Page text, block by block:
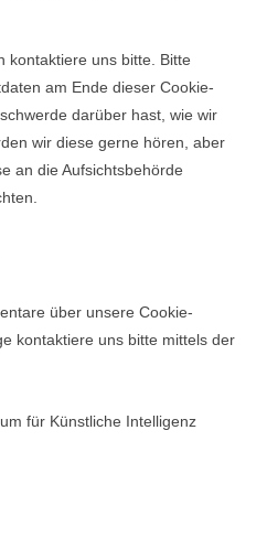
kontaktiere uns bitte. Bitte
am Ende dieser Cookie-
darüber hast, wie wir
wir diese gerne hören, aber
an die Aufsichtsbehörde
über unsere Cookie-
kontaktiere uns bitte mittels der
für Künstliche Intelligenz